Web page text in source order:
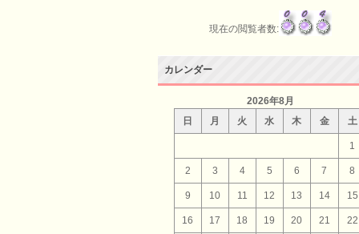
現在の閲覧者数:
カレンダー
2026年8月
日
月 火 水 木 金 土
1
2 3 4 5 6 7 8
9 10 11 12 13 14 15
16 17 18 19 20 21 22